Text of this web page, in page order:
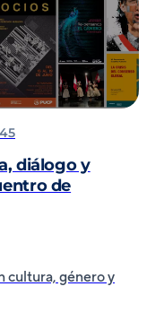
diálogo y
de
cultura, género y